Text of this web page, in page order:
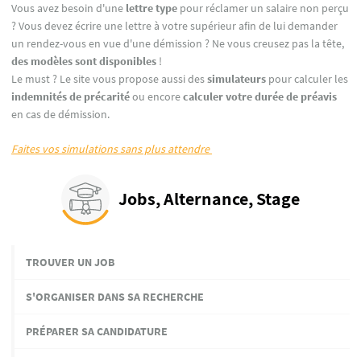
Jobs, Alternance, Stage
TROUVER UN JOB
S'ORGANISER DANS SA RECHERCHE
PRÉPARER SA CANDIDATURE
Vous avez besoin d'une lettre type pour réclamer un salaire non perçu
? Vous devez écrire une lettre à votre supérieur afin de lui demander
un rendez-vous en vue d'une démission ? Ne vous creusez pas la tête,
des modèles sont disponibles !
Le must ? Le site vous propose aussi dessimulateurs pour calculer les
indemnitésde précaritéou encorecalculervotre durée de préavis
en cas de démission.
Faites vos simulations sans plus attendre